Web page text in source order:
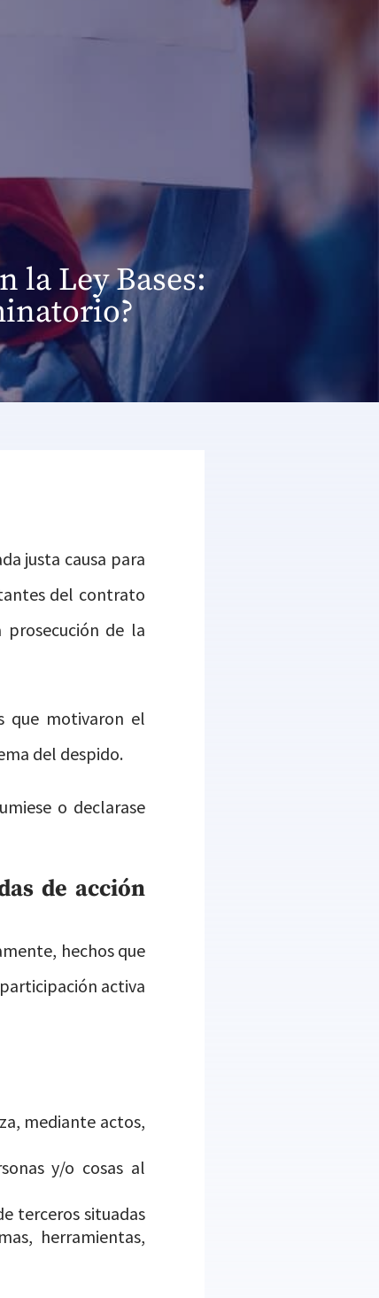
la Ley Bases:
justa causa para
del contrato
de la
que motivaron el
del despido.
o declarase
de acción
hechos que
activa
mediante actos,
y/o cosas al
terceros situadas
herramientas,